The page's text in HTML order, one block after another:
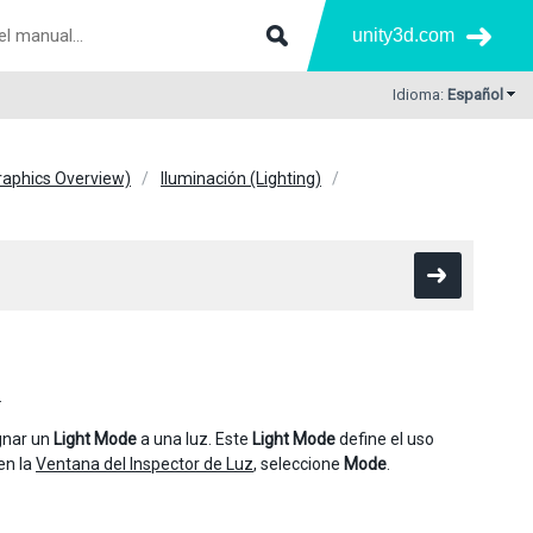
unity3d.com
Idioma: Español
Overview) Iluminación (Lighting)
un Light Modea una luz. Este Light Modedefine el uso
la Ventana del Inspector de Luz, seleccione Mode